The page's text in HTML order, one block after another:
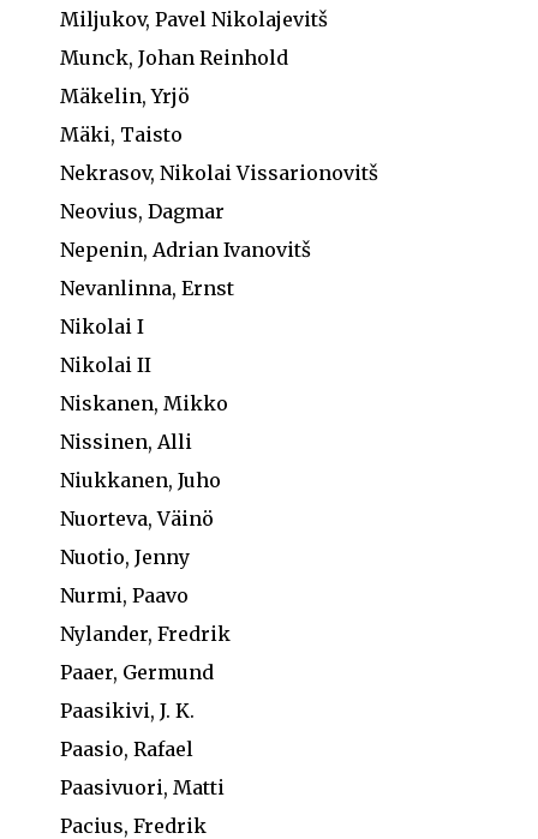
Miljukov, Pavel Nikolajevitš
Munck, Johan Reinhold
Mäkelin, Yrjö
Mäki, Taisto
Nekrasov, Nikolai Vissarionovitš
Neovius, Dagmar
Nepenin, Adrian Ivanovitš
Nevanlinna, Ernst
Nikolai I
Nikolai II
Niskanen, Mikko
Nissinen, Alli
Niukkanen, Juho
Nuorteva, Väinö
Nuotio, Jenny
Nurmi, Paavo
Nylander, Fredrik
Paaer, Germund
Paasikivi, J. K.
Paasio, Rafael
Paasivuori, Matti
Pacius, Fredrik